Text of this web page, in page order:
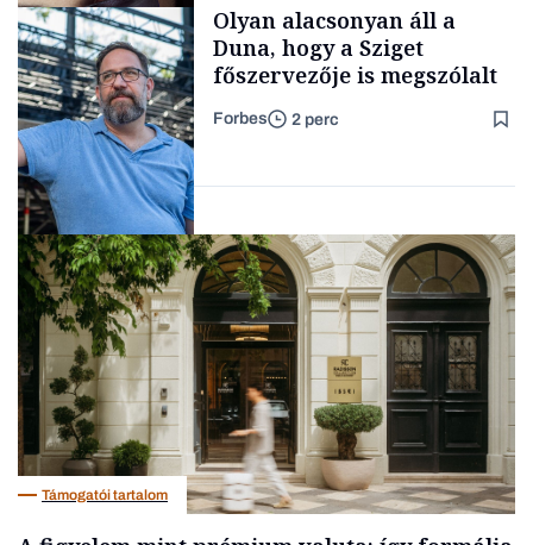
Content Lab HUB
Forbes-sztori
kimondani
Társadalom
Olyan alacsonyan áll a
Duna, hogy a Sziget
főszervezője is megszólalt
Forbes 2 perc
Támogatói tartalom